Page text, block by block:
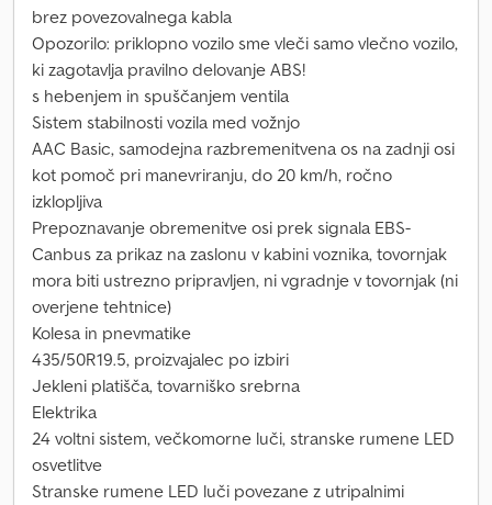
brez povezovalnega kabla
Opozorilo: priklopno vozilo sme vleči samo vlečno vozilo,
ki zagotavlja pravilno delovanje ABS!
s hebenjem in spuščanjem ventila
Sistem stabilnosti vozila med vožnjo
AAC Basic, samodejna razbremenitvena os na zadnji osi
kot pomoč pri manevriranju, do 20 km/h, ročno
izklopljiva
Prepoznavanje obremenitve osi prek signala EBS-
Canbus za prikaz na zaslonu v kabini voznika, tovornjak
mora biti ustrezno pripravljen, ni vgradnje v tovornjak (ni
overjene tehtnice)
Kolesa in pnevmatike
435/50R19.5, proizvajalec po izbiri
Jekleni platišča, tovarniško srebrna
Elektrika
24 voltni sistem, večkomorne luči, stranske rumene LED
osvetlitve
Stranske rumene LED luči povezane z utripalnimi